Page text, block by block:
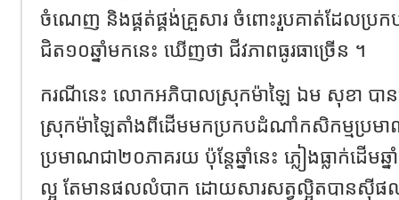
ចំណេញ និងផ្គត់ផ្គង់គ្រួសារ ចំពោះរួបគាត់ដែលប្រកប
ជិត១០ឆ្នាំមកនេះ ឃើញថា ជីវភាពធូរធាច្រើន ។
ករណីនេះ លោកអភិបាលស្រុកម៉ាឡៃ ឯម សុខា បានប
ស្រុកម៉ាឡៃតាំងពីដើមមកប្រកបដំណាំកសិកម្មប្រ
ប្រមាណជា២០ភាគរយ ប៉ុន្តែឆ្នាំនេះ ភ្លៀងធ្លាក់ដើមឆ្
ល្អ តែមានផលលំបាក ដោយសារសត្វល្អិតបានស៊ី